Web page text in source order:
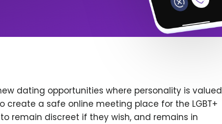
dating opportunities where personality is valued
create a safe online meeting place for the LGBT+
remain discreet if they wish, and remains in